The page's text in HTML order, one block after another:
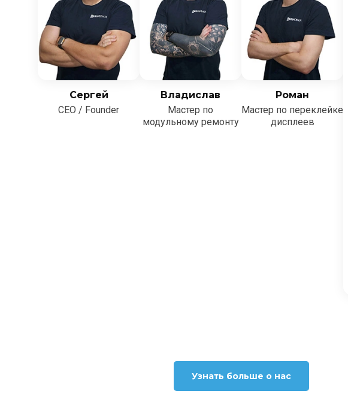
Сергей
CEO / Founder
Владислав
Мастер по
модульному ремонту
Роман
Мастер по переклейке
дисплеев
Узнать больше о нас